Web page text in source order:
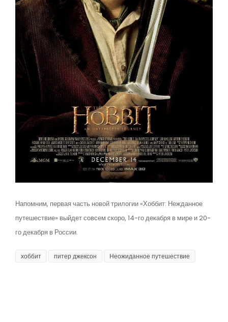
Напомним, первая часть новой трилогии «Хоббит: Нежданное
путешествие» выйдет совсем скоро, 14-го декабря в мире и 20-
го декабря в России.
хоббит питер джексон Неожиданное путешествие